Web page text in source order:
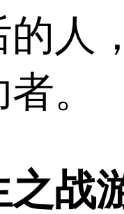
的人
。
之战